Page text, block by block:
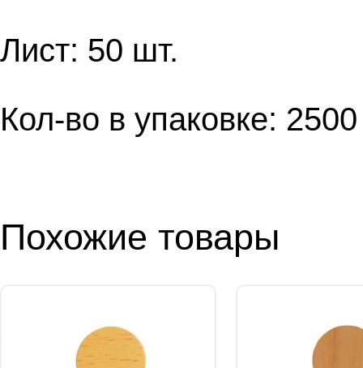
Лист: 50 шт.
Кол-во в упаковке:
Похожие товары